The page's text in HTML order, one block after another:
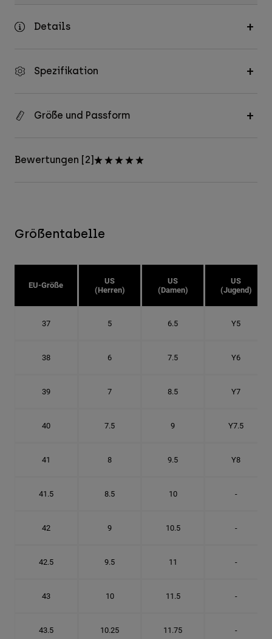
Details
Spezifikation
Größe und Passform
Bewertungen [2]
Größentabelle
EU-Größe
US
(Herren)
US
(Damen)
US
(Jugend)
37 5 6.5 Y5
38 6 7.5 Y6
39 7 8.5 Y7
40 7.5 9 Y7.5
41 8 9.5 Y8
41.5 8.5 10 -
42 9 10.5 -
42.5 9.5 11 -
43 10 11.5 -
43.5 10.25 11.75 -